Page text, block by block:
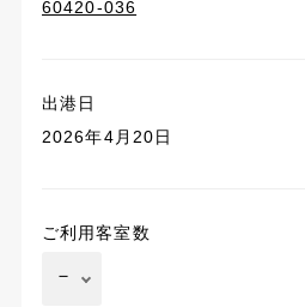
60420-036
出港日
2026年4月20日
ご利用客室数